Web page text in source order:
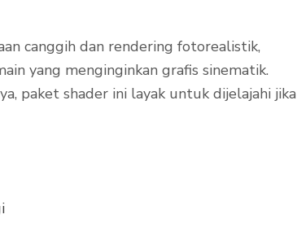
canggih dan rendering fotorealistik,
yang menginginkan grafis sinematik.
paket shader ini layak untuk dijelajahi jika